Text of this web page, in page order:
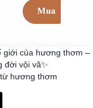
Mua
giới của hương thơm –
đời vội vã✨
hương thơm